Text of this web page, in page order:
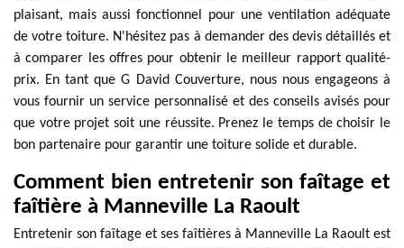
plaisant, mais aussi fonctionnel pour une ventilation adéquate
de votre toiture. N'hésitez pas à demander des devis détaillés et
à comparer les offres pour obtenir le meilleur rapport qualité-
prix. En tant que G David Couverture, nous nous engageons à
vous fournir un service personnalisé et des conseils avisés pour
que votre projet soit une réussite. Prenez le temps de choisir le
bon partenaire pour garantir une toiture solide et durable.
Comment bien entretenir son faîtage et
faîtière à Manneville La Raoult
Entretenir son faîtage et ses faîtières à Manneville La Raoult est